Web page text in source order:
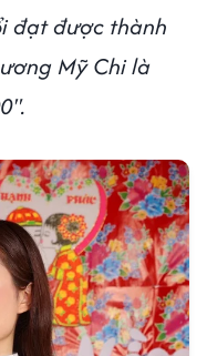
đạt được thành
Mỹ Chi là